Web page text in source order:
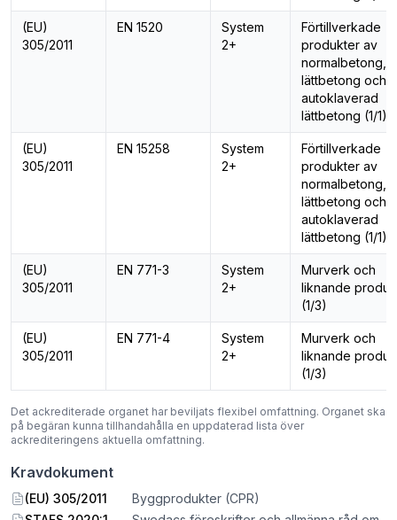
(EU)
305/2011
EN 1520
System
2+
Förtillverkade
produkter av
normalbetong,
lättbetong och
autoklaverad
lättbetong (1/1)
(EU)
305/2011
EN 15258
System
2+
Förtillverkade
produkter av
normalbetong,
lättbetong och
autoklaverad
lättbetong (1/1)
(EU)
305/2011
EN 771-3
System
2+
Murverk och
liknande
(1/3)
(EU)
305/2011
EN 771-4
System
2+
Murverk och
liknande
(1/3)
Det ackrediterade organet har beviljats flexibel omfattning. Organet ska
på begäran kunna tillhandahålla en uppdaterad lista över
ackrediteringens aktuella omfattning.
Kravdokument
(EU) 305/2011
Byggprodukter (CPR)